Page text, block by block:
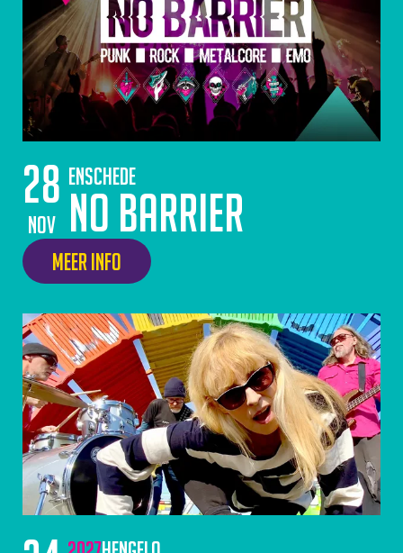
28
nov
Enschede
No Barrier
Meer info